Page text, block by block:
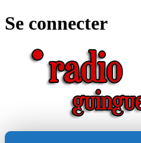
Se connecter